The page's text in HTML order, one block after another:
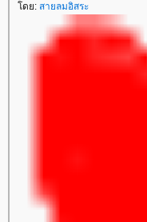
ดย: สายลมอิสระ